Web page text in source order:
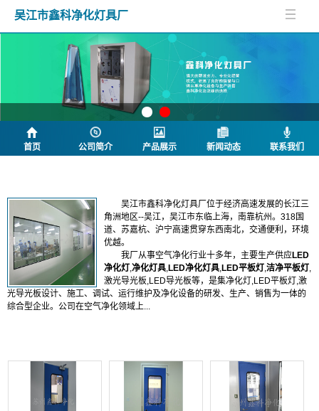
吴江市鑫科净化灯具厂
首页 公司简介 产品展示 新闻动态 联系我们
吴江市鑫科净化灯具厂位于经济高速发展的长江三
角洲地区--吴江，吴江市东临上海，南靠杭州。318国
道、苏嘉杭、沪宁高速贯穿东西南北，交通便利，环境
优越。
我厂从事空气净化行业十多年， 主要生产供应LED
净化灯,净化灯具,LED净化灯具,LED平板灯,洁净平板灯,
激光导光板,LED导光板等， 是集净化灯,LED平板灯,激
光导光板设计、施工、调试、运行维护及净化设备的研发、生产、销售为一体的
综合型企业。公司在空气净化领域上...